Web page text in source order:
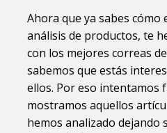
Ahora que ya sabes
análisis de productos, te
con los mejores correas
sabemos que estás
ellos. Por eso intentamos
mostramos aquellos
hemos analizado dejando